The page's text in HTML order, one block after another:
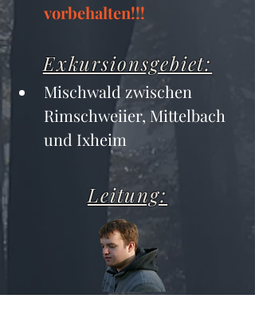
vorbehalten!!!
Exkursionsgebiet:
Mischwald zwischen
Rimschweiier, Mittelbach
und Ixheim
Leitung: